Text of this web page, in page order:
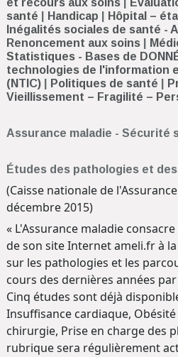
et recours aux soins
santé
Handicap Hôpital –
Inégalités sociales de santé -
Renoncement aux soins
Statistiques - Bases de
technologies de l'information
(NTIC)
Politiques de santé
Vieillissement – Fragilité –
Assurance maladie - Sécurité
Études des pathologies et
(Caisse nationale de
décembre 2015)
« L'Assurance maladie
de son site Internet ameli.fr à
sur les pathologies et les
cours des dernières années
Cinq études sont déjà
Insuffisance cardiaque,
chirurgie, Prise en charge des
rubrique sera régulièrement